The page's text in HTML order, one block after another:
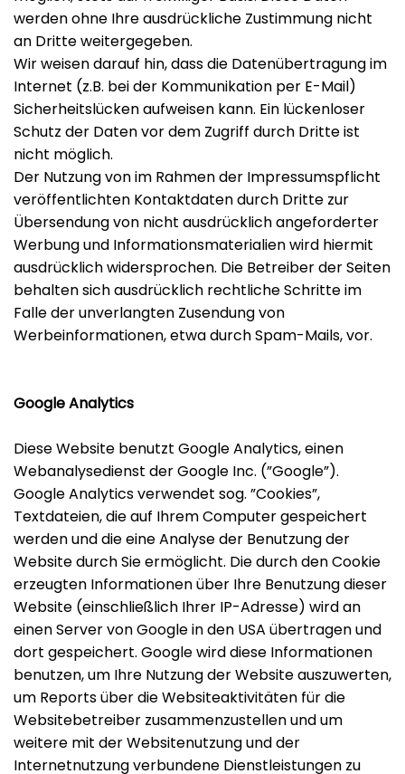
werden ohne Ihre ausdrückliche Zustimmung nicht
an Dritte weitergegeben.
Wir weisen darauf hin, dass die Datenübertragung im
Internet (z.B. bei der Kommunikation per E-Mail)
Sicherheitslücken aufweisen kann. Ein lückenloser
Schutz der Daten vor dem Zugriff durch Dritte ist
nicht möglich.
Der Nutzung von im Rahmen der Impressumspflicht
veröffentlichten Kontaktdaten durch Dritte zur
Übersendung von nicht ausdrücklich angeforderter
Werbung und Informationsmaterialien wird hiermit
ausdrücklich widersprochen. Die Betreiber der Seiten
behalten sich ausdrücklich rechtliche Schritte im
Falle der unverlangten Zusendung von
Werbeinformationen, etwa durch Spam-Mails, vor.
Google Analytics
Diese Website benutzt Google Analytics, einen
Webanalysedienst der Google Inc. (”Google”).
Google Analytics verwendet sog. ”Cookies”,
Textdateien, die auf Ihrem Computer gespeichert
werden und die eine Analyse der Benutzung der
Website durch Sie ermöglicht. Die durch den Cookie
erzeugten Informationen über Ihre Benutzung dieser
Website (einschließlich Ihrer IP-Adresse) wird an
einen Server von Google in den USA übertragen und
dort gespeichert. Google wird diese Informationen
benutzen, um Ihre Nutzung der Website auszuwerten,
um Reports über die Websiteaktivitäten für die
Websitebetreiber zusammenzustellen und um
weitere mit der Websitenutzung und der
Internetnutzung verbundene Dienstleistungen zu